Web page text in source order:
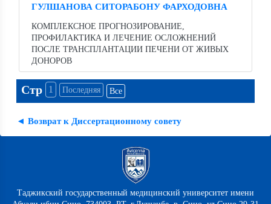
ГУЛШАНОВА СИТОРАБОНУ ФАРХОДОВНА
КОМПЛЕКСНОЕ ПРОГНОЗИРОВАНИЕ,
ПРОФИЛАКТИКА И ЛЕЧЕНИЕ ОСЛОЖНЕНИЙ
ПОСЛЕ ТРАНСПЛАНТАЦИИ ПЕЧЕНИ ОТ ЖИВЫХ
ДОНОРОВ
Стр 1 Последняя Все
◄ Возврат к Диссертационному совету
Таджикский государственный медицинский университет имени